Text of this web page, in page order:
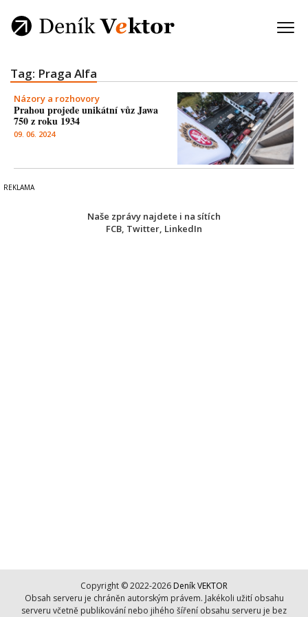
Tag: Praga Alfa
Názory a rozhovory
Prahou projede unikátní vůz Jawa
750 z roku 1934
09. 06. 2024
Naše zprávy najdete i na sítích
FCB, Twitter, LinkedIn
Copyright © 2022-2026 Deník VEKTOR
Obsah serveru je chráněn autorským právem. Jakékoli užití obsahu
serveru včetně publikování nebo jihého šíření obsahu serveru je bez